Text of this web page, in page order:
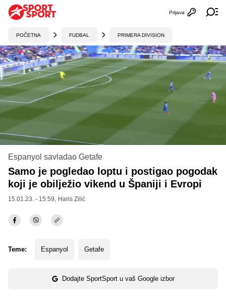
Otvori
Prijava
POČETNA FUDBAL PRIMERA DIVISION
Espanyol savladao Getafe
Samo je pogledao loptu i postigao pogodak
koji je obilježio vikend u Španiji i Evropi
15.01.23. - 15:59, Haris Zilić
Teme: Espanyol Getafe
Dodajte SportSport u vaš Google izbor